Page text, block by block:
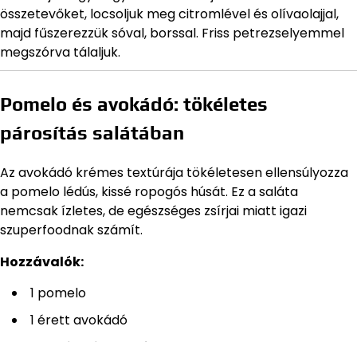
összetevőket, locsoljuk meg citromlével és olívaolajjal,
majd fűszerezzük sóval, borssal. Friss petrezselyemmel
megszórva tálaljuk.
Pomelo és avokádó: tökéletes
párosítás salátában
Az avokádó krémes textúrája tökéletesen ellensúlyozza
a pomelo lédús, kissé ropogós húsát. Ez a saláta
nemcsak ízletes, de egészséges zsírjai miatt igazi
szuperfoodnak számít.
Hozzávalók:
1 pomelo
1 érett avokádó